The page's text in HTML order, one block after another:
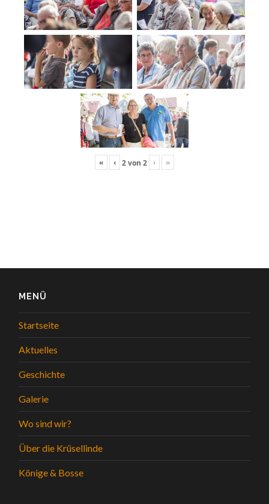
« ‹ 2von 2 › »
MENÜ
Startseite
Aktuelles
Geschichte
Galerie
Wo sind wir?
Über die Krüsellinde
Könige & Bosse